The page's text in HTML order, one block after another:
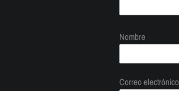
Nombre
Correo electrónico